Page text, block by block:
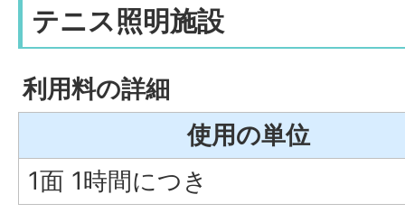
テニス照明施設
利用料の詳細
使用の単位
1面 1時間につき